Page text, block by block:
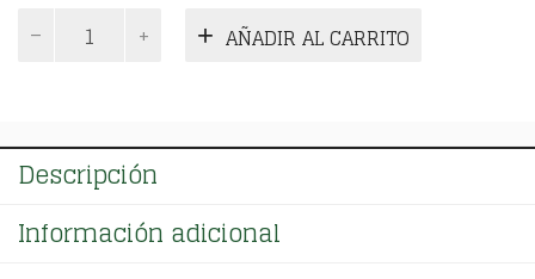
General
estoria AÑADIR AL CARRITO
Descripción
Información adicional